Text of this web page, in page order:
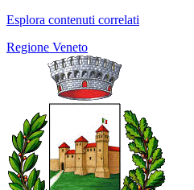
Esplora contenuti correlati
Regione Veneto